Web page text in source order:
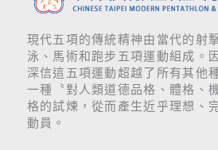
現代五項的傳統精神由當代的射
泳、馬術和跑步五項運動組成。
深信這五項運動超越了所有其他
一種〝對人類道德品格、體格、
格的試煉，從而產生近乎理想、
動員。